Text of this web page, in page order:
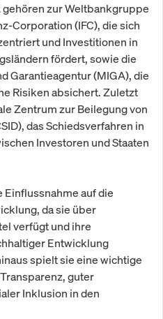
gehören zur Weltbankgruppe
Corporation (IFC), die sich
und Investitionen in
fördert, sowie die
Garantieagentur (MIGA), die
Risiken absichert. Zuletzt
Zentrum zur Beilegung von
das Schiedsverfahren in
Investoren und Staaten
Einflussnahme auf die
da sie über
verfügt und ihre
Entwicklung
spielt sie eine wichtige
guter
Inklusion in den